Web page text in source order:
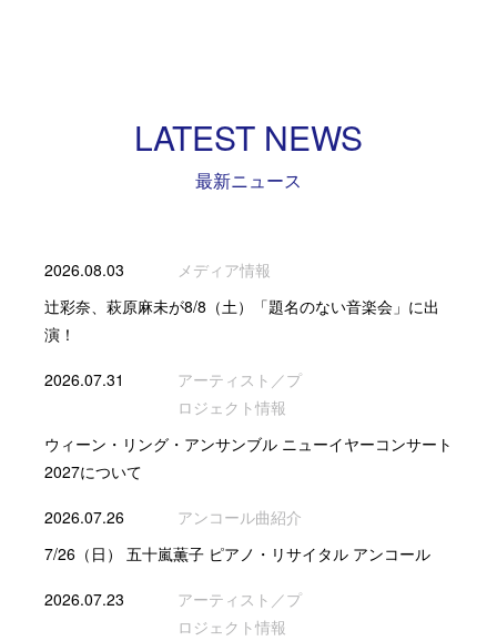
LATEST NEWS
最新ニュース
2026.08.03
メディア情報
辻彩奈、萩原麻未が8/8（土）「題名のない音楽会」に出
演！
2026.07.31
アーティスト／プ
ロジェクト情報
ウィーン・リング・アンサンブル ニューイヤーコンサート
2027について
2026.07.26
アンコール曲紹介
7/26（日） 五十嵐薫子 ピアノ・リサイタル アンコール
2026.07.23
アーティスト／プ
ロジェクト情報